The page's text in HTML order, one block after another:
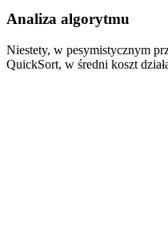
Analiza algorytmu
Niestety, w pesymistycznym
QuickSort, w średni koszt